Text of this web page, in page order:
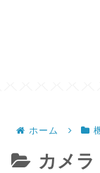
ホーム
カメラ